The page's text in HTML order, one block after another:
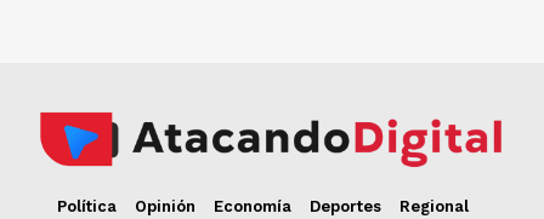
Política Opinión Economía Deportes
Regional